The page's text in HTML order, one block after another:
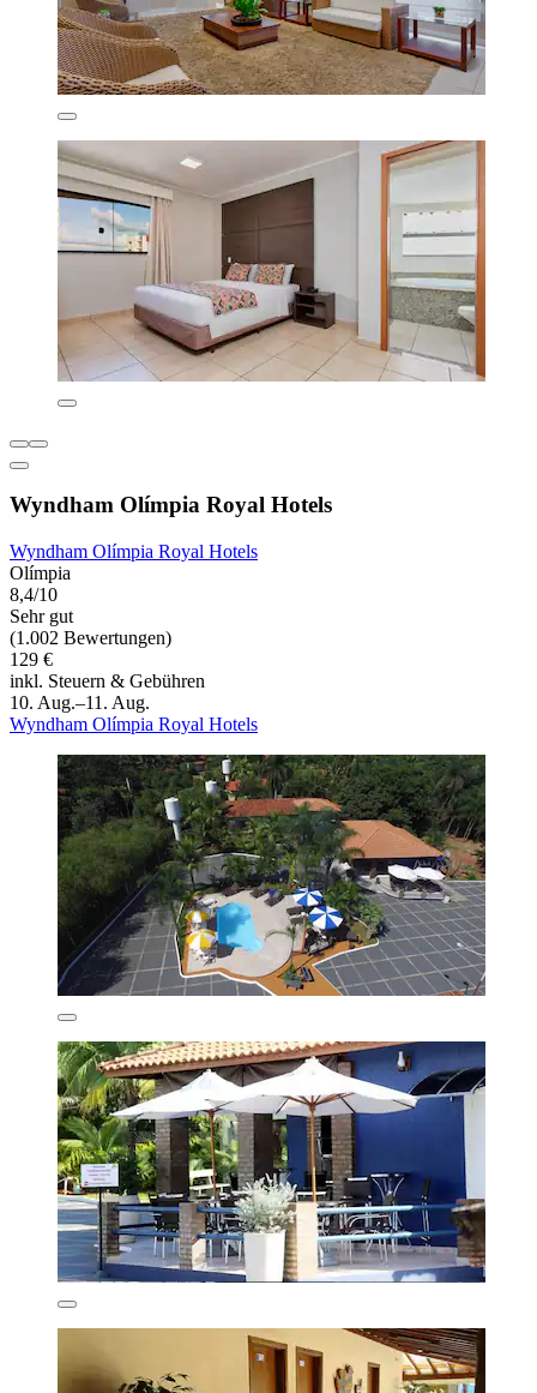
Wyndham Olímpia Royal Hotels
Wyndham Olímpia Royal Hotels
Olímpia
8,4/10
Sehr gut
(1.002 Bewertungen)
129 €
inkl. Steuern & Gebühren
10. Aug.–11. Aug.
Wyndham Olímpia Royal Hotels